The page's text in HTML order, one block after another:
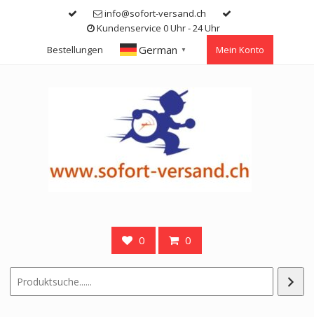
info@sofort-versand.ch
Kundenservice 0 Uhr - 24 Uhr
Bestellungen
German ▼ Mein Konto
0 0